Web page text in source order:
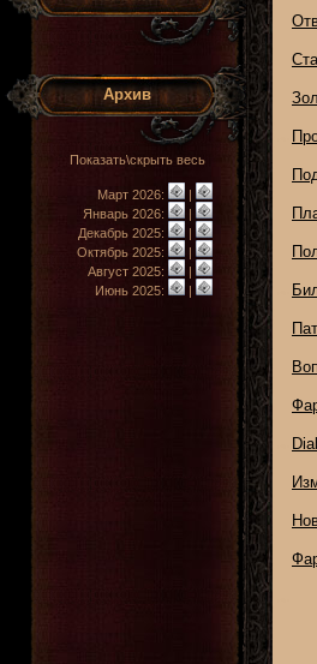
Архив
Показать\скрыть весь
Март 2026:
|
Январь 2026:
|
Декабрь 2025:
|
Октябрь 2025:
|
Август 2025:
|
Июнь 2025:
|